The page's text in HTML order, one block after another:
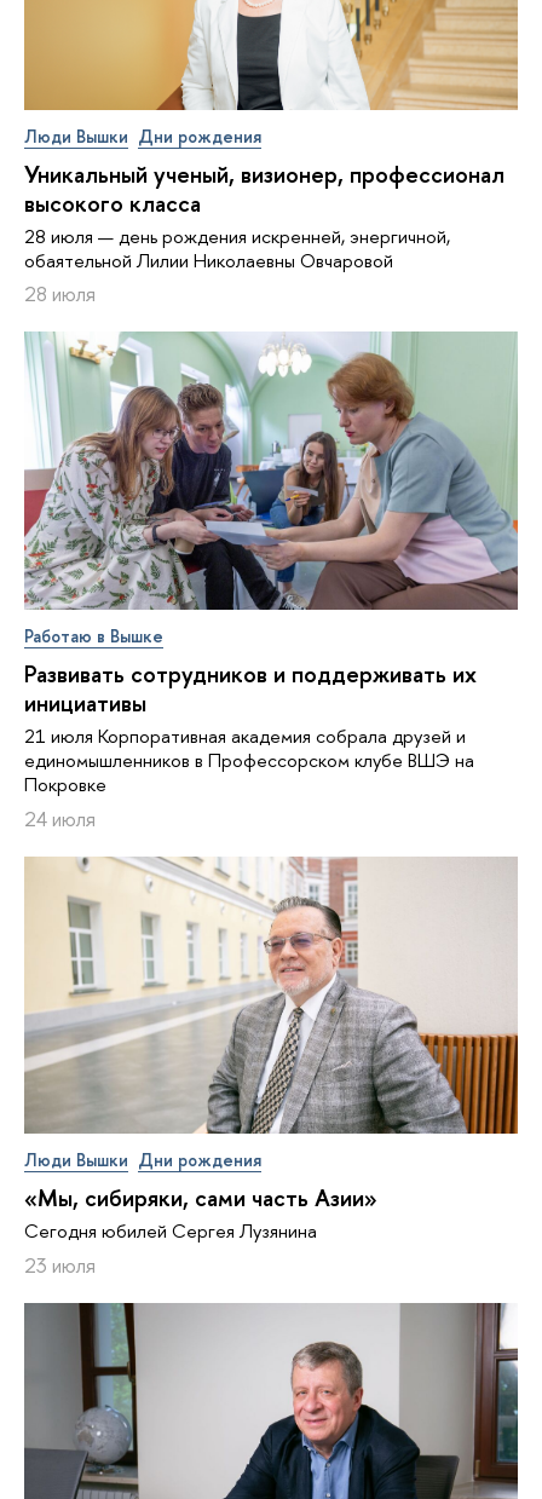
Люди Вышки Дни рождения
Уникальный ученый, визионер, про­фес­си­о­нал
высокого класса
28 июля — день рождения искренней, энергичной,
обаятельной Лилии Николаевны Овчаровой
28 июля
Работаю в Вышке
Развивать сотрудников и поддерживать их
инициативы
21 июля Корпоративная академия собрала друзей и
единомышленников в Профессорском клубе ВШЭ на
Покровке
24 июля
Люди Вышки Дни рождения
«Мы, сибиряки, сами часть Азии»
Сегодня юбилей Сергея Лузянина
23 июля